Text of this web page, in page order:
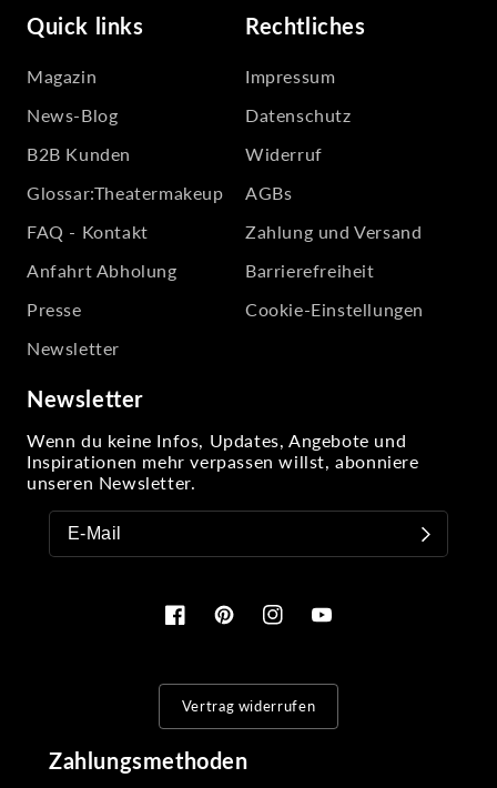
Quick links
Magazin
News-Blog
B2B Kunden
Glossar:Theatermakeup
FAQ - Kontakt
Anfahrt Abholung
Presse
Newsletter
Rechtliches
Impressum
Datenschutz
Widerruf
AGBs
Zahlung und Versand
Barrierefreiheit
Cookie-Einstellungen
Newsletter
Wenn du keine Infos, Updates, Angebote und
Inspirationen mehr verpassen willst, abonniere
unseren Newsletter.
FacebookPinterestInstagramYouTube
Vertrag widerrufen
Zahlungsmethoden